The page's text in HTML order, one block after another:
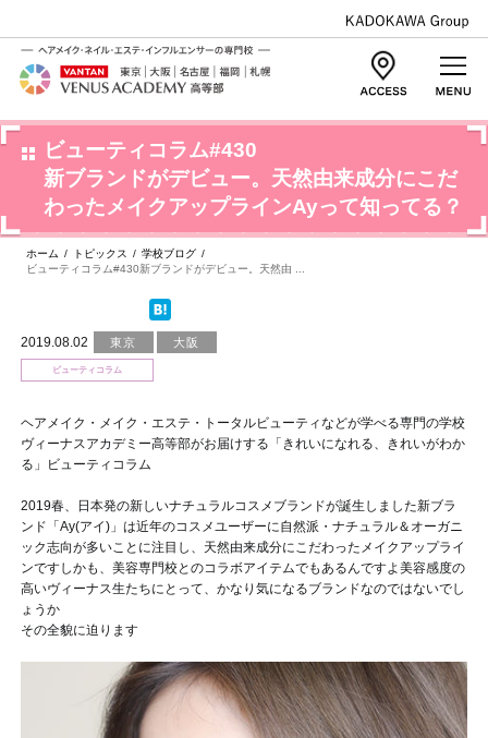
ビューティコラム#430
新ブランドがデビュー。天然由来成分にこだ
わったメイクアップラインAyって知ってる？
ホーム / トピックス / 学校ブログ /
ビューティコラム#430新ブランドがデビュー。天然由 ...
2019.08.02 東京 大阪
ビューティコラム
ヘアメイク・メイク・エステ・トータルビューティなどが学べる専門の学校
ヴィーナスアカデミー高等部がお届けする「きれいになれる、きれいがわか
る」ビューティコラム
2019春、日本発の新しいナチュラルコスメブランドが誕生しました新ブラ
ンド「Ay(アイ)」は近年のコスメユーザーに自然派・ナチュラル＆オーガニ
ック志向が多いことに注目し、天然由来成分にこだわったメイクアップライ
ンですしかも、美容専門校とのコラボアイテムでもあるんですよ美容感度の
高いヴィーナス生たちにとって、かなり気になるブランドなのではないでし
ょうか
その全貌に迫ります